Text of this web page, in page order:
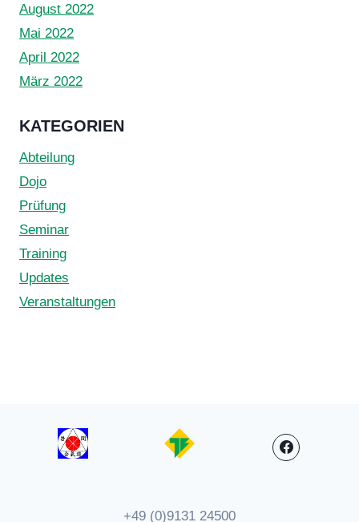
August 2022
Mai 2022
April 2022
März 2022
KATEGORIEN
Abteilung
Dojo
Prüfung
Seminar
Training
Updates
Veranstaltungen
+49 (0)9131 24500